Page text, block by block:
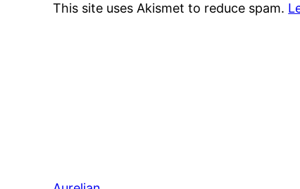
This site uses Akismet to reduce spam.